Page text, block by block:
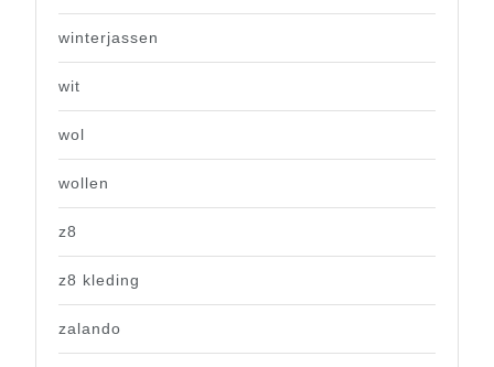
winterjassen
wit
wol
wollen
z8
z8 kleding
zalando